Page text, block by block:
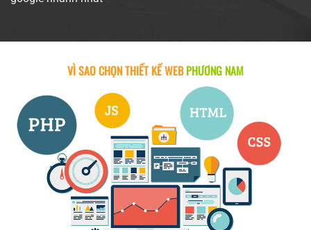
VÌ SAO CHỌN THIẾT KẾ WEBPHƯƠNG NAM